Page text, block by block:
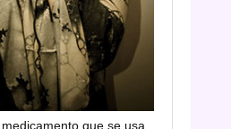
que se usa